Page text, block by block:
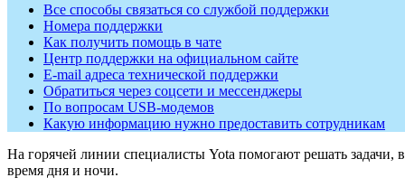
Все способы связаться со службой поддержки
Номера поддержки
Как получить помощь в чате
Центр поддержки на официальном сайте
E-mail адреса технической поддержки
Обратиться через соцсети и мессенджеры
По вопросам USB-модемов
Какую информацию нужно предоставить сотрудникам
На горячей линии специалисты Yota помогают решать
время дня и ночи.